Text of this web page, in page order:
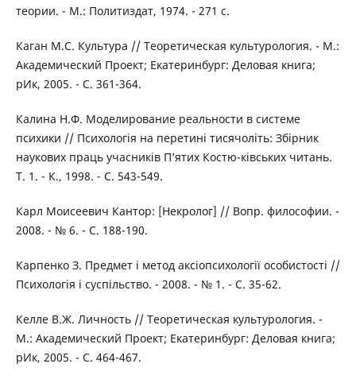
теории. - М.: Политиздат, 1974. - 271 с.
Каган М.С. Культура // Теоретическая культурология. - М.:
Академический Проект; Екатеринбург: Деловая книга;
рИк, 2005. - С. 361-364.
Калина Н.Ф. Моделирование реальности в системе
психики // Психологія на перетині тисячоліть: Збірник
наукових праць учасників П’ятих Костю-ківських читань.
Т. 1. - К., 1998. - С. 543-549.
Карл Моисеевич Кантор: [Некролог] // Вопр. философии. -
2008. - № 6. - С. 188-190.
Карпенко З. Предмет і метод аксіопсихології особистості //
Психологія і суспільство. - 2008. - № 1. - С. 35-62.
Келле В.Ж. Личность // Теоретическая культурология. -
М.: Академический Проект; Екатеринбург: Деловая книга;
рИк, 2005. - С. 464-467.